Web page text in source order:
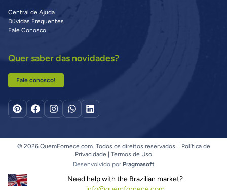
Central de Ajuda
Dúvidas Frequentes
Fale Conosco
Quer saber das novidades?
Fale conosco!
© 2026 QuemFornece.com. Todos os direitos reservados. |
Política de
Privacidade
Termos de Uso
Desenvolvido por Pragmasoft
Need help with the Brazilian market?